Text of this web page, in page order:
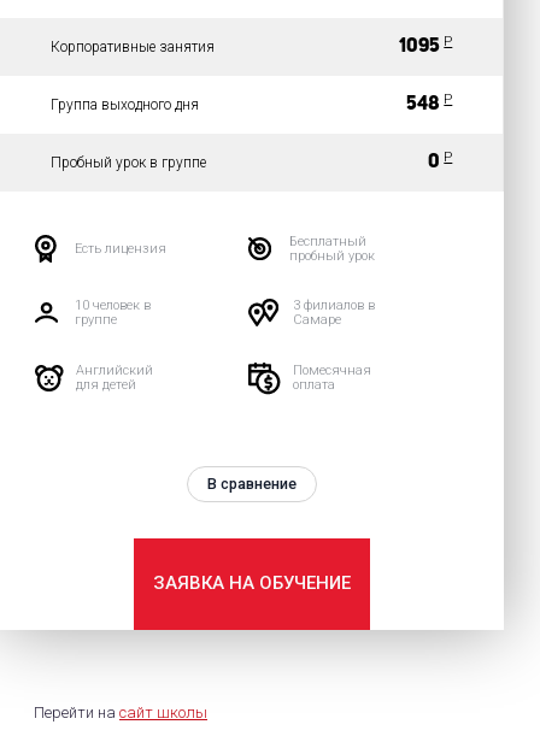
Корпоративные занятия 1095 Р
Группа выходного дня 548 Р
Пробный урок в группе 0 Р
Есть лицензия
Бесплатный
пробный урок
10 человек в
группе
3 филиалов в
Самаре
Английский
для детей
Помесячная
оплата
ЗАЯВКА НА ОБУЧЕНИЕ
В сравнение
Перейти на сайт школы